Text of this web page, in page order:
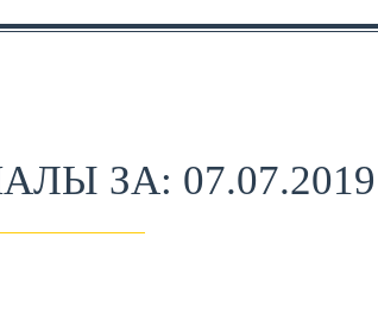
ЗА: 07.07.2019